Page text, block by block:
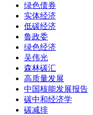
绿色债券
实体经济
低碳经济
鲁政委
绿色经济
吴伟光
森林碳汇
高质量发展
中国核能发展报告
碳中和经济学
碳减排